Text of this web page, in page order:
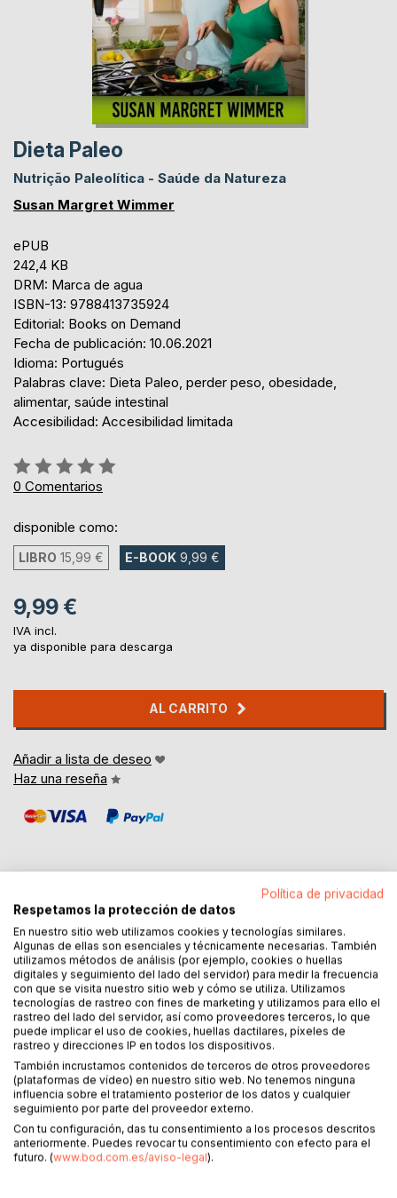
Dieta Paleo
Nutrição Paleolítica - Saúde da Natureza
Susan Margret Wimmer
ePUB
242,4 KB
DRM: Marca de agua
ISBN-13: 9788413735924
Editorial: Books on Demand
Fecha de publicación: 10.06.2021
Idioma: Portugués
Palabras clave: Dieta Paleo, perder peso, obesidade,
alimentar, saúde intestinal
Accesibilidad: Accesibilidad limitada
Rating:
0%
0 Comentarios
disponible como:
LIBRO 15,99 € E-BOOK 9,99 €
9,99 €
IVA incl.
ya disponible para descarga
AL CARRITO
Añadir a lista de deseo
Haz una reseña
DESCRIPCIÓN
Nossa dieta moderna criou uma epidemia de obesidade e
doenças, deixando as pessoas gordas, cansadas e,
estranhamente - famintas. Com fome de mudança, de
perda de peso, e com fome de saúde. Quando a sabedoria
atual falha, para onde os famintos devem se virar?
A Dieta Paleo é simples e revolucionária. Levando em
conta nossa história e evolução, a Dieta Paleo volta o
relógio e lembra o corpo humano da maneira com que
costumava se alimentar - a maneira com que deveríamos
nos alimentar.
Política de privacidad
Respetamos la protección de datos
En nuestro sitio web utilizamos cookies y tecnologías similares.
Algunas de ellas son esenciales y técnicamente necesarias. También
utilizamos métodos de análisis (por ejemplo, cookies o huellas
digitales y seguimiento del lado del servidor) para medir la frecuencia
con que se visita nuestro sitio web y cómo se utiliza. Utilizamos
tecnologías de rastreo con fines de marketing y utilizamos para ello el
rastreo del lado del servidor, así como proveedores terceros, lo que
puede implicar el uso de cookies, huellas dactilares, píxeles de
rastreo y direcciones IP en todos los dispositivos.
También incrustamos contenidos de terceros de otros proveedores
(plataformas de vídeo) en nuestro sitio web. No tenemos ninguna
influencia sobre el tratamiento posterior de los datos y cualquier
seguimiento por parte del proveedor externo.
Con tu configuración, das tu consentimiento a los procesos descritos
anteriormente. Puedes revocar tu consentimiento con efecto para el
futuro. (www.bod.com.es/aviso-legal).